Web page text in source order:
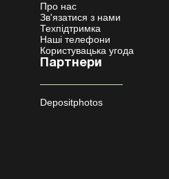
Про нас
Зв'язатися з нами
Техпідтримка
Наші телефони
Користувацька угода
Партнери
Depositphotos